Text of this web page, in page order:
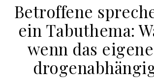
Betroffene
ein Tabuthema:
wenn das